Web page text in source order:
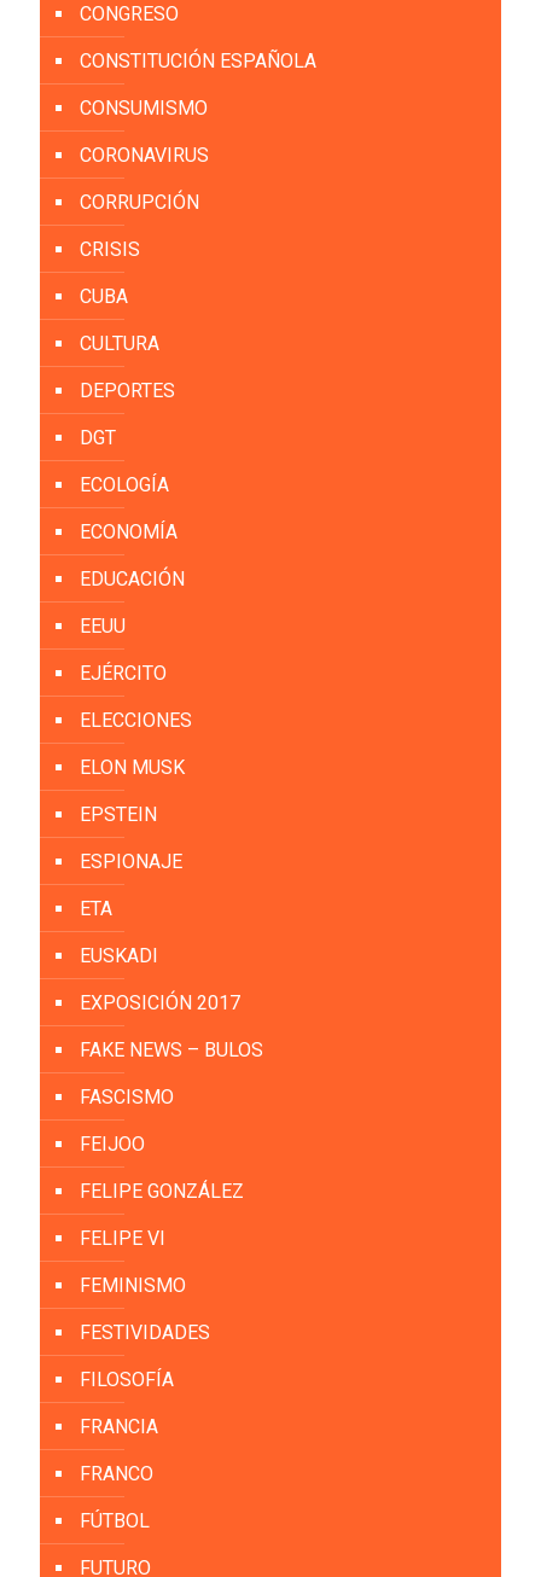
CONGRESO
CONSTITUCIÓN ESPAÑOLA
CONSUMISMO
CORONAVIRUS
CORRUPCIÓN
CRISIS
CUBA
CULTURA
DEPORTES
DGT
ECOLOGÍA
ECONOMÍA
EDUCACIÓN
EEUU
EJÉRCITO
ELECCIONES
ELON MUSK
EPSTEIN
ESPIONAJE
ETA
EUSKADI
EXPOSICIÓN 2017
FAKE NEWS – BULOS
FASCISMO
FEIJOO
FELIPE GONZÁLEZ
FELIPE VI
FEMINISMO
FESTIVIDADES
FILOSOFÍA
FRANCIA
FRANCO
FÚTBOL
FUTURO